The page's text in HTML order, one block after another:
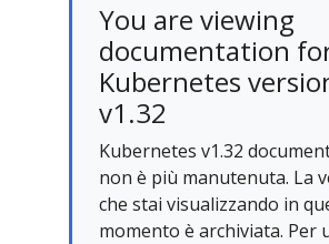
You are viewing
documentation
Kubernetes
v1.32
Kubernetes v1.32
non è più manutenuta. La
che stai visualizzando in
momento è archiviata. Per